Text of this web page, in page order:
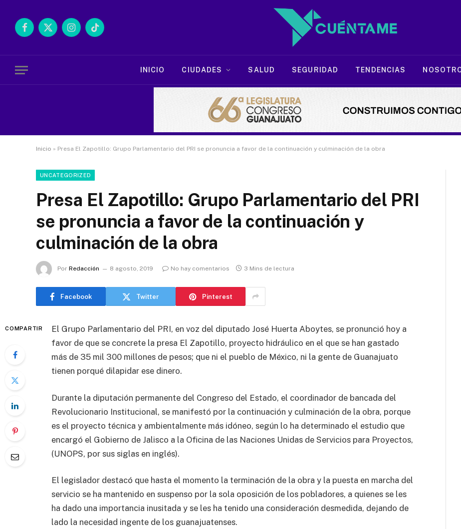
Facebook
X
InstagramTikTok
INICIO CIUDADES SALUD SEGURIDAD TENDENCIAS
Inicio » Presa El Zapotillo: Grupo Parlamentario del PRI se pronuncia a favor de la continuación y culminación de la obra
UNCATEGORIZED
Presa El Zapotillo: Grupo Parlamentario del PRI
se pronuncia a favor de la continuación y
culminación de la obra
Por Redacción 8 agosto, 2019 No hay comentarios 3 Mins de lectura
Facebook Twitter Pinterest
COMPARTIR
El Grupo Parlamentario del PRI, en voz del diputado José Huerta Aboytes, se pronunció hoy a
favor de que se concrete la presa El Zapotillo, proyecto hidráulico en el que se han gastado
más de 35 mil 300 millones de pesos; que ni el pueblo de México, ni la gente de Guanajuato
tienen porqué dilapidar ese dinero.
Durante la diputación permanente del Congreso del Estado, el coordinador de bancada del
Revolucionario Institucional, se manifestó por la continuación y culminación de la obra, porque
es el proyecto técnica y ambientalmente más idóneo, según lo ha determinado el estudio que
encargó el Gobierno de Jalisco a la Oficina de las Naciones Unidas de Servicios para Proyectos,
(UNOPS, por sus siglas en inglés).
El legislador destacó que hasta el momento la terminación de la obra y la puesta en marcha del
servicio se ha mantenido en suspenso por la sola oposición de los pobladores, a quienes se les
ha dado una importancia inusitada y se les ha tenido una consideración desmedida, dejando de
lado la necesidad ingente de los guanajuatenses.